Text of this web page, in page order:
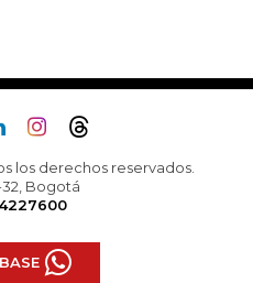
los derechos reservados.
32, Bogotá
4227600